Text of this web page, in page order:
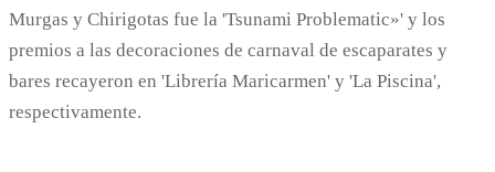
Murgas y Chirigotas fue la 'Tsunami Problematic»' y los
premios a las decoraciones de carnaval de escaparates y
bares recayeron en 'Librería Maricarmen' y 'La Piscina',
respectivamente.